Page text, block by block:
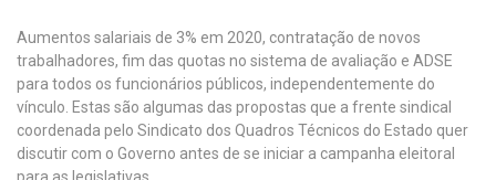
Aumentos salariais de 3% em 2020, contratação de novos
trabalhadores, fim das quotas no sistema de avaliação e ADSE
para todos os funcionários públicos, independentemente do
vínculo. Estas são algumas das propostas que a frente sindical
coordenada pelo Sindicato dos Quadros Técnicos do Estado quer
discutir com o Governo antes de se iniciar a campanha eleitoral